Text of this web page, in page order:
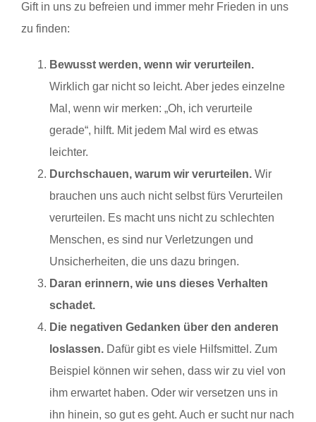
Gift in uns zu befreien und immer mehr Frieden in uns
zu finden:
Bewusst werden, wenn wir verurteilen.
Wirklich gar nicht so leicht. Aber jedes einzelne
Mal, wenn wir merken: „Oh, ich verurteile
gerade“, hilft. Mit jedem Mal wird es etwas
leichter.
Durchschauen, warum wir verurteilen. Wir
brauchen uns auch nicht selbst fürs Verurteilen
verurteilen. Es macht uns nicht zu schlechten
Menschen, es sind nur Verletzungen und
Unsicherheiten, die uns dazu bringen.
Daran erinnern, wie uns dieses Verhalten
schadet.
Die negativen Gedanken über den anderen
loslassen. Dafür gibt es viele Hilfsmittel. Zum
Beispiel können wir sehen, dass wir zu viel von
ihm erwartet haben. Oder wir versetzen uns in
ihn hinein, so gut es geht. Auch er sucht nur nach